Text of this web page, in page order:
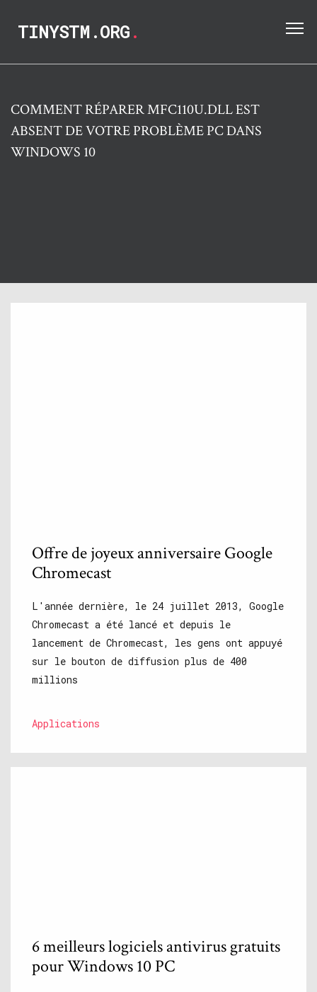
TINYSTM.ORG.
COMMENT RÉPARER MFC110U.DLL EST
ABSENT DE VOTRE PROBLÈME PC DANS
WINDOWS 10
Offre de joyeux anniversaire Google
Chromecast
L'année dernière, le 24 juillet 2013, Google
Chromecast a été lancé et depuis le
lancement de Chromecast, les gens ont appuyé
sur le bouton de diffusion plus de 400
millions
Applications
6 meilleurs logiciels antivirus gratuits
pour Windows 10 PC